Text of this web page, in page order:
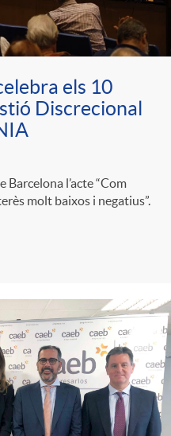
els 10
Discrecional
Barcelona l’acte “Com
molt baixos i negatius”.